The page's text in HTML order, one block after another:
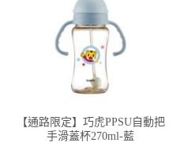
【通路限定】巧虎PPSU自動把
手滑蓋杯270ml-藍